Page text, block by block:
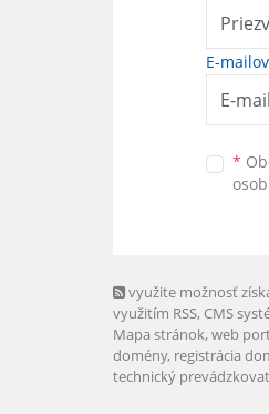
E-
*
využite možnosť
využitím RSS, CMS
Mapa stránok, web
domény, registrácia
technický